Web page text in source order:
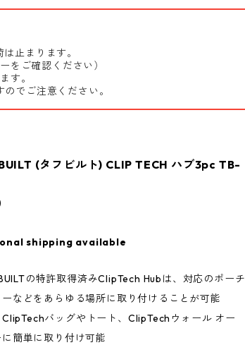
止まります。
をご確認ください）
す。
でご注意ください。
(タフビルト) CLIP TECH ハブ3pc TB-
shipping available
の特許取得済みClipTech Hubは、対応のポーチ
などをあらゆる場所に取り付けることが可能
ClipTechバッグやトート、ClipTechウォール オー
簡単に取り付け可能